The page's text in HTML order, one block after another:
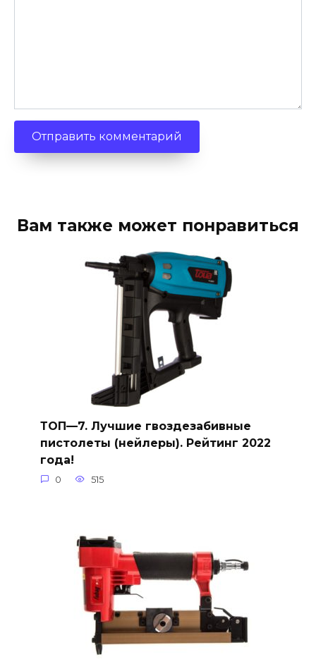
Вам также может понравиться
ТОП—7. Лучшие гвоздезабивные
пистолеты (нейлеры). Рейтинг 2022
года!
0 515